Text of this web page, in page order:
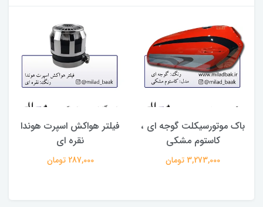
باک موتورسیکلت گوجه ای ،
کاستوم مشکی
3,273,000 تومان
فیلتر هواکش اسپرت هوندا
نقره ای
287,000 تومان